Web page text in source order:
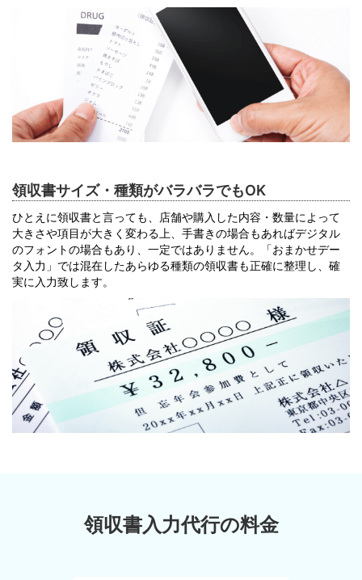
領収書サイズ・種類がバラバラでもOK
ひとえに領収書と言っても、店舗や購入した内容・数量によって
大きさや項目が大きく変わる上、手書きの場合もあればデジタル
のフォントの場合もあり、一定ではありません。「おまかせデー
タ入力」では混在したあらゆる種類の領収書も正確に整理し、確
実に入力致します。
領収書入力代行の料金